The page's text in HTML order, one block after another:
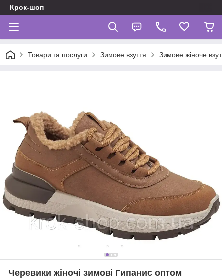
Крок-шоп
Товари та послуги Зимове взуття Зимове жіноче
Черевики жіночі зимові Гипанис оптом